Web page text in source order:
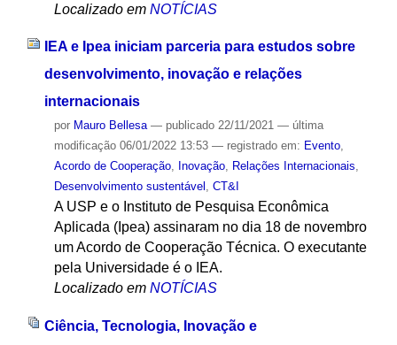
Localizado em NOTÍCIAS
IEA e Ipea iniciam parceria para estudos sobre
desenvolvimento, inovação e relações
internacionais
por Mauro Bellesa — publicado22/11/2021 — última
modificação06/01/2022 13:53 — registrado em: Evento,
Acordo de Cooperação, Inovação, Relações Internacionais,
Desenvolvimento sustentável , CT&I
A USP e o Instituto de Pesquisa Econômica
Aplicada (Ipea) assinaram no dia 18 de novembro
um Acordo de Cooperação Técnica. O executante
pela Universidade é o IEA.
Localizado em NOTÍCIAS
Ciência, Tecnologia, Inovação e